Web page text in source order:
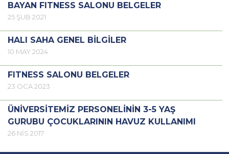
BAYAN FITNESS SALONU BELGELER
25 ŞUB 2021
HALI SAHA GENEL BİLGİLER
10 MAY 2024
FITNESS SALONU BELGELER
23 OCA 2023
ÜNİVERSİTEMİZ PERSONELİNİN 3-5 YAŞ
GURUBU ÇOCUKLARININ HAVUZ KULLANIMI
26 NİS 2017